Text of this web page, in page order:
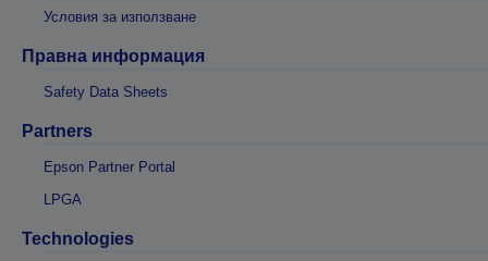
Условия за използване
Правна информация
Safety Data Sheets
Partners
Epson Partner Portal
LPGA
Technologies